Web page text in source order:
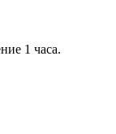
1 часа.